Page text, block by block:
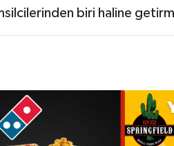
biri haline